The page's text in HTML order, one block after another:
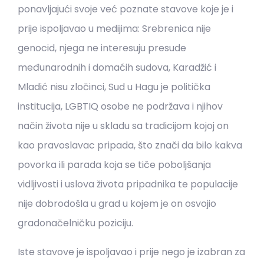
ponavljajući svoje već poznate stavove koje je i
prije ispoljavao u medijima: Srebrenica nije
genocid, njega ne interesuju presude
međunarodnih i domaćih sudova, Karadžić i
Mladić nisu zločinci, Sud u Hagu je politička
institucija, LGBTIQ osobe ne podržava i njihov
način života nije u skladu sa tradicijom kojoj on
kao pravoslavac pripada, što znači da bilo kakva
povorka ili parada koja se tiče poboljšanja
vidljivosti i uslova života pripadnika te populacije
nije dobrodošla u grad u kojem je on osvojio
gradonačelničku poziciju.
Iste stavove je ispoljavao i prije nego je izabran za